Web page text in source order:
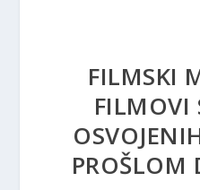
FILMSKI
FILMOVI
PROŠLOM